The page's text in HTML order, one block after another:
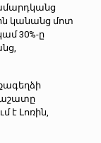
ին կանանց մոտ
30%-ը
է Լոռին,